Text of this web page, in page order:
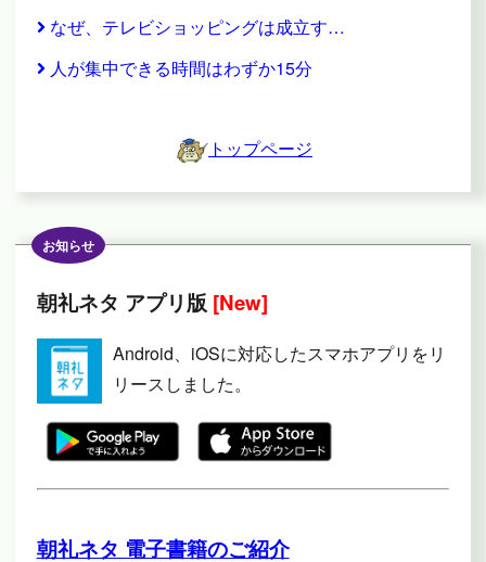
なぜ、テレビショッピングは成立す…
人が集中できる時間はわずか15分
トップページ
お知らせ
朝礼ネタ アプリ版 [New]
Android、iOSに対応したスマホアプリをリ
リースしました。
朝礼ネタ 電子書籍のご紹介